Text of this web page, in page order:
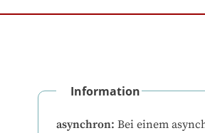
Information
asynchron: Bei einem